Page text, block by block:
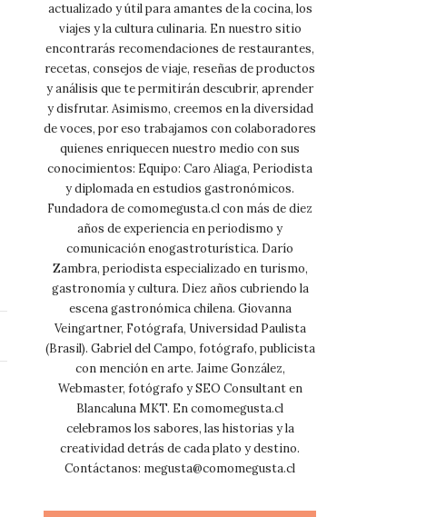
actualizado y útil para amantes de la cocina, los
viajes y la cultura culinaria. En nuestro sitio
encontrarás recomendaciones de restaurantes,
recetas, consejos de viaje, reseñas de productos
y análisis que te permitirán descubrir, aprender
y disfrutar. Asimismo, creemos en la diversidad
de voces, por eso trabajamos con colaboradores
quienes enriquecen nuestro medio con sus
conocimientos: Equipo: Caro Aliaga, Periodista
y diplomada en estudios gastronómicos.
Fundadora de comomegusta.cl con más de diez
años de experiencia en periodismo y
comunicación enogastroturística. Darío
Zambra, periodista especializado en turismo,
gastronomía y cultura. Diez años cubriendo la
escena gastronómica chilena. Giovanna
Veingartner, Fotógrafa, Universidad Paulista
(Brasil). Gabriel del Campo, fotógrafo, publicista
con mención en arte. Jaime González,
Webmaster, fotógrafo y SEO Consultant en
Blancaluna MKT. En comomegusta.cl
celebramos los sabores, las historias y la
creatividad detrás de cada plato y destino.
Contáctanos: megusta@comomegusta.cl